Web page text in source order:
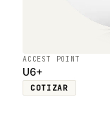
ACCEST POINT
U6+
COTIZAR